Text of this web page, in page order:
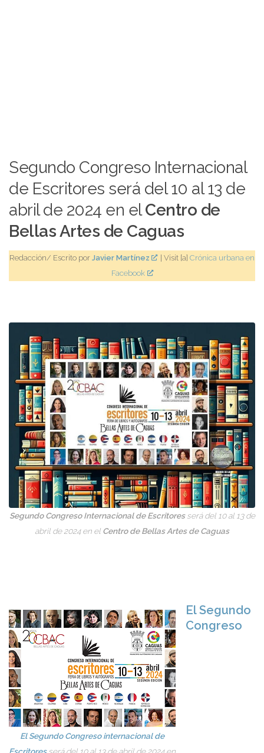
Segundo Congreso Internacional
de Escritores será del 10 al 13 de
abril de 2024 en elCentro de
Bellas Artes de Caguas
Redacción/ Escrito por Javier Martínez | Visit [a]Crónica urbana en
Facebook
Segundo Congreso Internacional de Escritoresserá del 10 al 13 de
abril de 2024 en el Centro de Bellas Artes de Caguas
El Segundo Congreso internacional de
El Segundo
Congreso